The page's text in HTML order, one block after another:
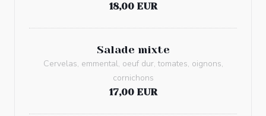
18,00 EUR
Salade mixte
Cervelas, emmental, oeuf dur, tomates, oignons,
cornichons
17,00 EUR